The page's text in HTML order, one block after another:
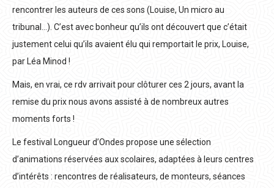
rencontrer les auteurs de ces sons (Louise, Un micro au
tribunal…). C’est avec bonheur qu’ils ont découvert que c’était
justement celui qu’ils avaient élu qui remportait le prix, Louise,
par Léa Minod !
Mais, en vrai, ce rdv arrivait pour clôturer ces 2 jours, avant la
remise du prix nous avons assisté à de nombreux autres
moments forts !
Le festival Longueur d’Ondes propose une sélection
d’animations réservées aux scolaires, adaptées à leurs centres
d’intérêts : rencontres de réalisateurs, de monteurs, séances